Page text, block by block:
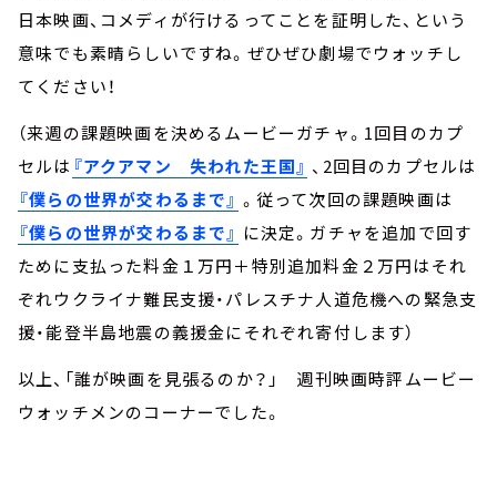
日本映画、コメディが行けるってことを証明した、という
意味でも素晴らしいですね。ぜひぜひ劇場でウォッチし
てください！
（来週の課題映画を決めるムービーガチャ。1回目のカプ
セルは 『アクアマン 失われた王国』 、2回目のカプセルは
『僕らの世界が交わるまで』 。従って次回の課題映画は
『僕らの世界が交わるまで』 に決定。ガチャを追加で回す
ために支払った料金１万円＋特別追加料金２万円はそれ
ぞれウクライナ難民支援・パレスチナ人道危機への緊急支
援・能登半島地震の義援金にそれぞれ寄付します）
以上、「誰が映画を見張るのか？」 週刊映画時評ムービー
ウォッチメンのコーナーでした。